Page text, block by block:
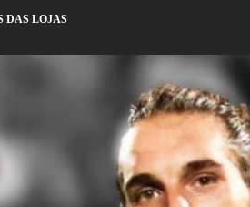
DAS LOJAS